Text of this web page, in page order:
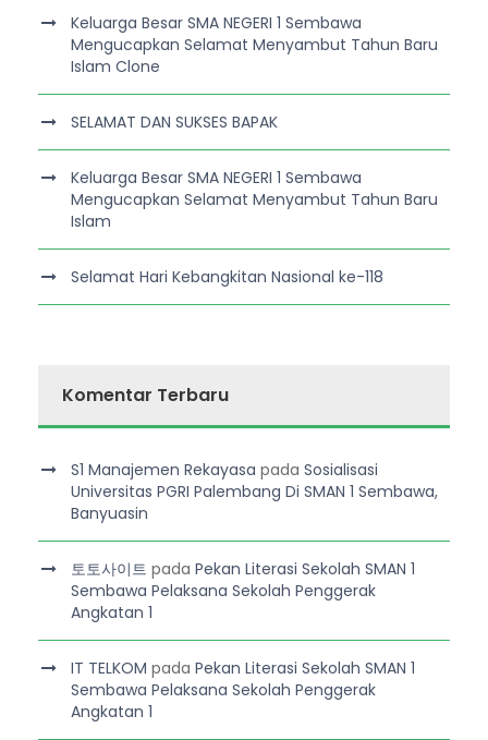
Keluarga Besar SMA NEGERI 1 Sembawa
Mengucapkan Selamat Menyambut Tahun Baru
Islam Clone
SELAMAT DAN SUKSES BAPAK
Keluarga Besar SMA NEGERI 1 Sembawa
Mengucapkan Selamat Menyambut Tahun Baru
Islam
Selamat Hari Kebangkitan Nasional ke-118
Komentar Terbaru
S1 Manajemen Rekayasa pada Sosialisasi
Universitas PGRI Palembang Di SMAN 1 Sembawa,
Banyuasin
토토사이트 pada Pekan Literasi Sekolah SMAN 1
Sembawa Pelaksana Sekolah Penggerak
Angkatan 1
IT TELKOM pada Pekan Literasi Sekolah SMAN 1
Sembawa Pelaksana Sekolah Penggerak
Angkatan 1